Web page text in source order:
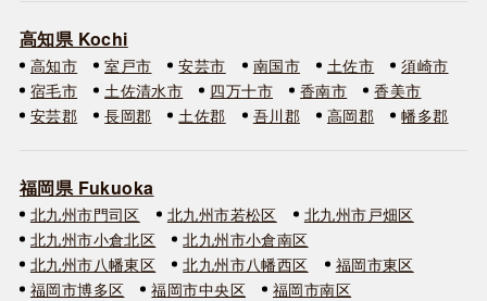
高知県 Kochi
高知市 室戸市 安芸市 南国市 土佐市
須崎市
宿毛市
土佐清水市 四万十市 香南市
香美市
安芸郡
長岡郡 土佐郡 吾川郡 高岡郡 幡多郡
福岡県 Fukuoka
北九州市門司区 北九州市若松区
北九州市戸畑区
北九州市小倉北区
北九州市小倉南区
北九州市八幡東区
北九州市八幡西区
福岡市東区
福岡市博多区
福岡市中央区
福岡市南区